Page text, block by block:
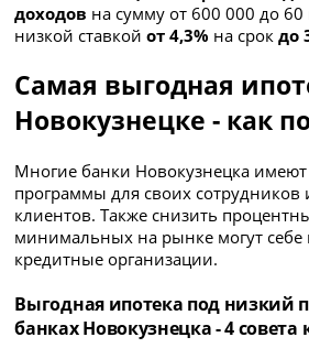
доходов на сумму от 600 000 до
низкой ставкойот 4,3% на срокдо
Самая выгодная
Новокузнецке - как
Многие банки Новокузнецка
программы для своих сотрудников
клиентов. Также снизить
минимальных на рынке могут себе
кредитные организации.
Выгодная ипотека под низкий
банках Новокузнецка - 4